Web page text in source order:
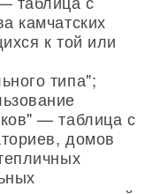
камчатских
к той или
типа";
— таблица с
домов